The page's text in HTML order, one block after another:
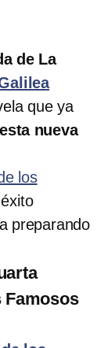
de La
que ya
nueva
los
preparando
Famosos